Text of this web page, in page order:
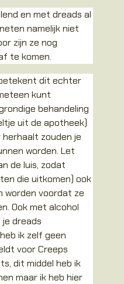
en met dreads al
namelijk niet
zijn ze nog
te komen.
dit echter
kunt
behandeling
uit de apotheek)
zouden je
worden. Let
de luis, zodat
die uitkomen) ook
worden voordat ze
Ook met alcohol
je dreads
ik zelf geen
voor Creeps
dit middel heb ik
maar ik heb hier